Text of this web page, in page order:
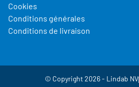
Cookies
Conditions générales
Conditions de livraison
© Copyright 2026 - Lindab NV